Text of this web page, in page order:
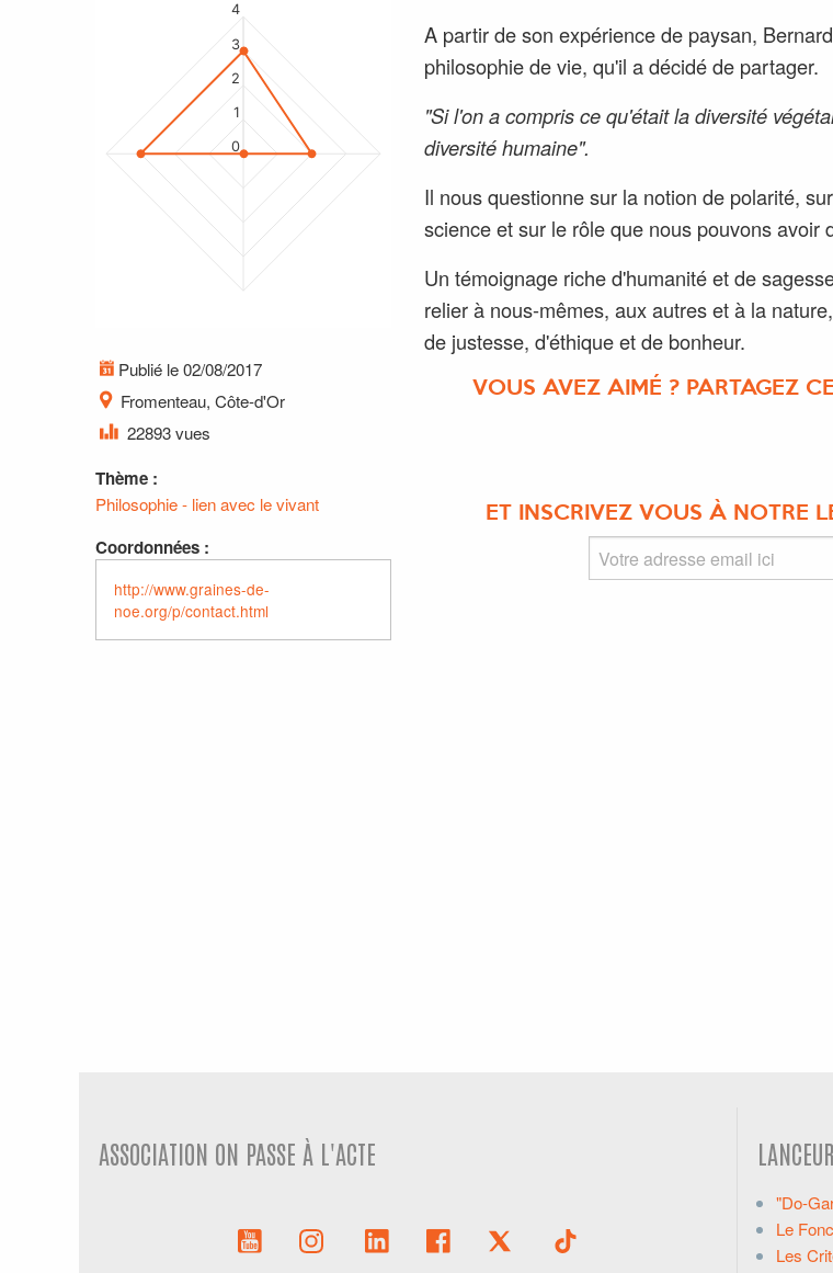
0
1
2
3
4
Publié le 02/08/2017
Fromenteau, Côte-d'Or
22893 vues
Thème :
Philosophie - lien avec le vivant
Coordonnées :
http://www.graines-de-
noe.org/p/contact.html
A partir de son expérience de paysan,
philosophie de vie, qu'il a décidé de partager.
"Si l'on a compris ce qu'était la diversité
diversité humaine".
Il nous questionne sur la notion de polarité,
science et sur le rôle que nous pouvons avoir
Un témoignage riche d'humanité et de
relier à nous-mêmes, aux autres et à la
de justesse, d'éthique et de bonheur.
VOUS AVEZ AIMÉ ? PARTAGEZ
ET INSCRIVEZ VOUS À NOTRE
ASSOCIATION ON PASSE À L'ACTE
"Do-
Le
Les